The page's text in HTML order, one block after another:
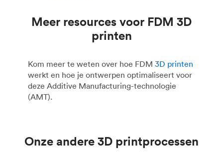
Meer resources voor FDM 3D
printen
Kom meer te weten over hoe FDM 3D printen
werkt en hoe je ontwerpen optimaliseert voor
deze Additive Manufacturing-technologie
(AMT).
Onze andere 3D printprocessen